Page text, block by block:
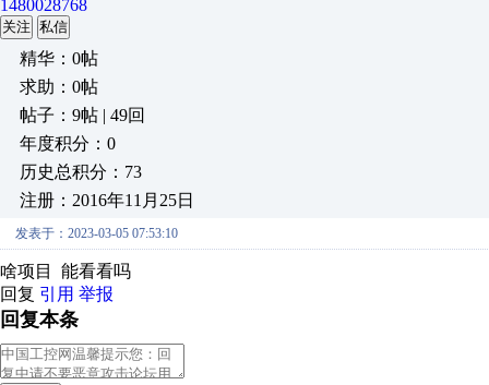
1480028768
关注 私信
精华：0帖
求助：0帖
帖子：9帖 | 49回
年度积分：0
历史总积分：73
注册：2016年11月25日
发表于：2023-03-05 07:53:10
啥项目 能看看吗
回复 引用 举报
回复本条